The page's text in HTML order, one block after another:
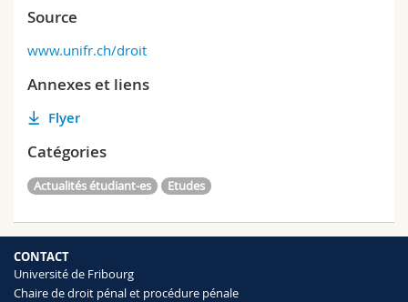
Source
www.unifr.ch/droit
Annexes et liens
Flyer
Catégories
Actualités étudiant-es Etudes
CONTACT
Université de Fribourg
Chaire de droit pénal et procédure pénale